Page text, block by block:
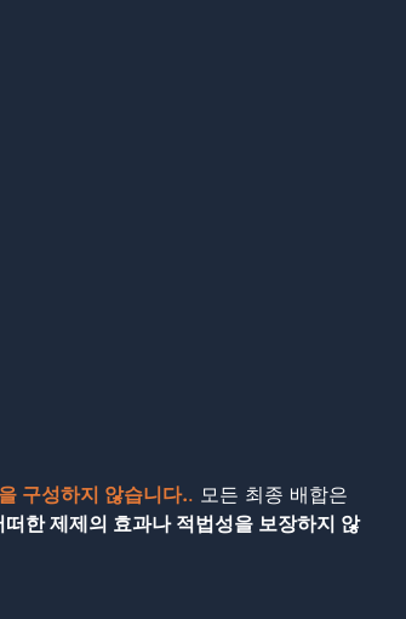
구성하지 않습니다.. 모든 최종 배합은
한 제제의 효과나 적법성을 보장하지 않